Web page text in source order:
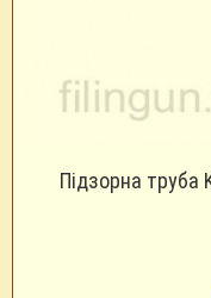
Підзорна труба